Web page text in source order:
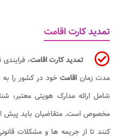
تمدید کارت اقامت
تمدید کارت اقامت،
مدت زمان اقامتخود در کشور را
شامل ارائه مدارک هویتی معتبر،
مخصوص است. متقاضیان باید پیش از
کنند تا از جریمه ها و مشکلات